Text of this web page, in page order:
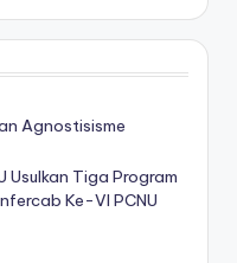
Agnostisisme
Usulkan Tiga Program
Ke-VI PCNU